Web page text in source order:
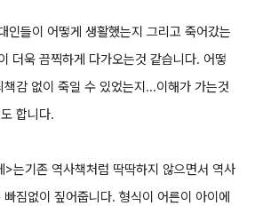
인들이 어떻게 생활했는지 그리고 죽어갔는
더욱 끔찍하게 다가오는것 같습니다. 어떻
감 없이 죽일 수 있었는지...이해가 가는것
합니다.
>는기존 역사책처럼 딱딱하지 않으면서 역사
짐없이 짚어줍니다. 형식이 어른이 아이에